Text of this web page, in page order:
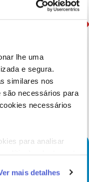
lhe uma
e segura.
similares nos
são necessários para
necessários
para analisar
e
mais detalhes